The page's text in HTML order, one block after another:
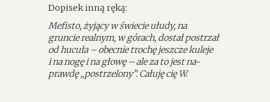
Dopisek inną ręką:
Mefisto, żyjący w świecie ułudy, na
gruncie realnym, w górach, dostał postrzał
od hucuła – obecnie trochę jeszcze kuleje
i na nogę i na głowę – ale za to jest na-
prawdę „postrzelony”. Całuję cię W.